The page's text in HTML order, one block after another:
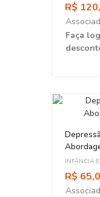
R$
Faça
INFÂNCIA
R$